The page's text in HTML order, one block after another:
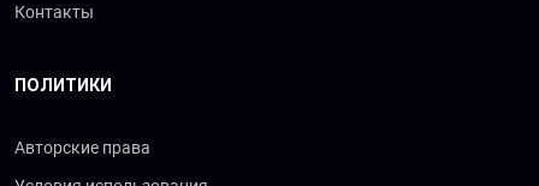
Контакты
ПОЛИТИКИ
Авторские права